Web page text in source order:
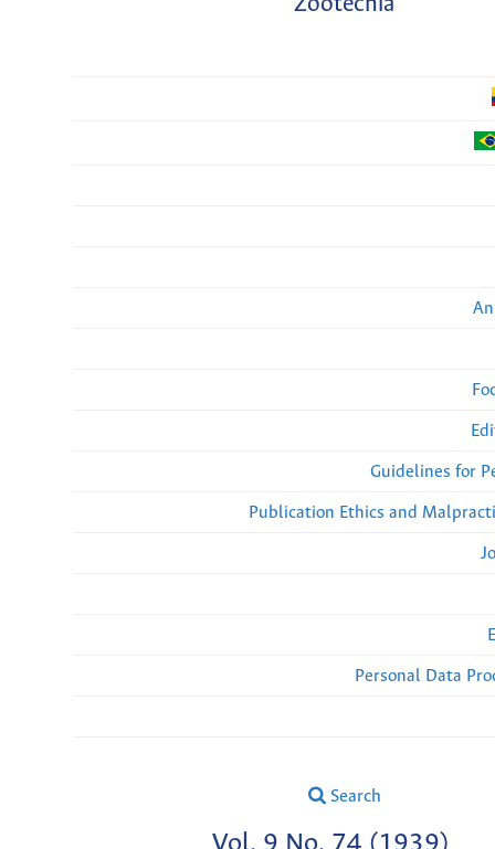
Zootecnia
Guidelines for
Publication Ethics and
Personal Data
Search